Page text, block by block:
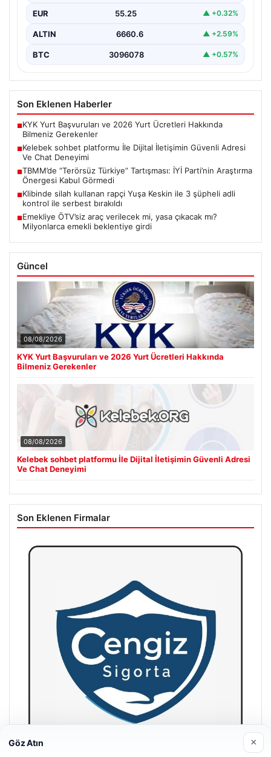
EUR 55.25 ▲ +0.32%
ALTIN 6660.6 ▲ +2.59%
BTC 3096078 ▲ +0.57%
Son Eklenen Haberler
■KYK Yurt Başvuruları ve 2026 Yurt Ücretleri Hakkında
Bilmeniz Gerekenler
■Kelebek sohbet platformu İle Dijital İletişimin Güvenli Adresi
Ve Chat Deneyimi
■TBMM’de “Terörsüz Türkiye” Tartışması: İYİ Parti’nin Araştırma
Önergesi Kabul Görmedi
■Klibinde silah kullanan rapçi Yuşa Keskin ile 3 şüpheli adli
kontrol ile serbest bırakıldı
■Emekliye ÖTV’siz araç verilecek mi, yasa çıkacak mı?
Milyonlarca emekli beklentiye girdi
Güncel
08/08/2026
KYK Yurt Başvuruları ve 2026 Yurt Ücretleri Hakkında
Bilmeniz Gerekenler
08/08/2026
Kelebek sohbet platformu İle Dijital İletişimin Güvenli Adresi
Ve Chat Deneyimi
Son Eklenen Firmalar
Göz Atın ×